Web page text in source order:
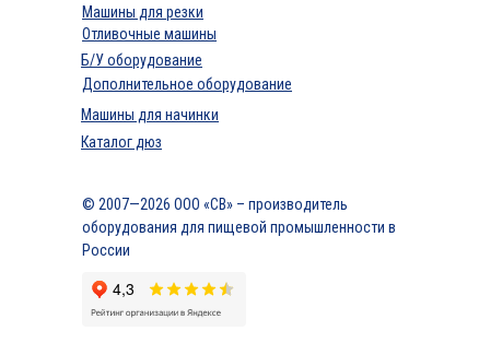
© 2007—2026 ООО «СВ» – производитель
оборудования для пищевой промышленности в
России
Машины для резки
Отливочные машины
Дополнительное оборудование
Машины для начинки
Б/У оборудование
Каталог дюз